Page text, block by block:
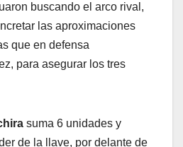
buscando el arco rival,
las aproximaciones
que en defensa
para asegurar los tres
suma 6 unidades y
de la llave, por delante de